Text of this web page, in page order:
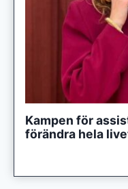
Kampen för
förändra hela